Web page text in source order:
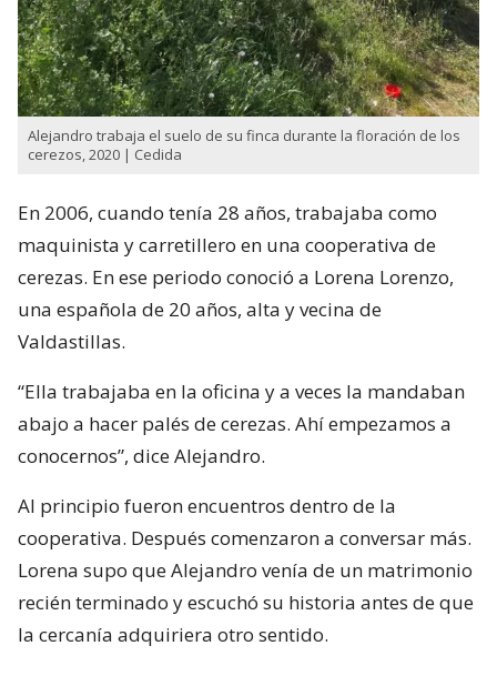
Alejandro trabaja el suelo de su finca durante la floración de los
cerezos, 2020 | Cedida
En 2006, cuando tenía 28 años, trabajaba como
maquinista y carretillero en una cooperativa de
cerezas. En ese periodo conoció a Lorena Lorenzo,
una española de 20 años, alta y vecina de
Valdastillas.
“Ella trabajaba en la oficina y a veces la mandaban
abajo a hacer palés de cerezas. Ahí empezamos a
conocernos”, dice Alejandro.
Al principio fueron encuentros dentro de la
cooperativa. Después comenzaron a conversar más.
Lorena supo que Alejandro venía de un matrimonio
recién terminado y escuchó su historia antes de que
la cercanía adquiriera otro sentido.